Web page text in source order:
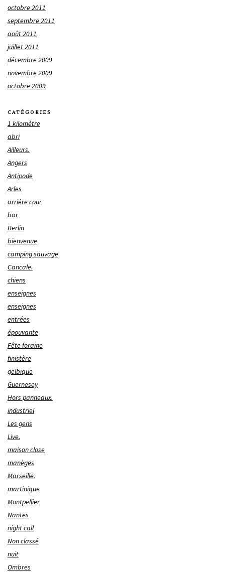
octobre 2011
septembre 2011
août 2011
juillet 2011
décembre 2009
novembre 2009
octobre 2009
CATÉGORIES
1 kilomètre
abri
Ailleurs.
Angers
Antipode
Arles
arrière cour
bar
Berlin
bienvenue
camping sauvage
Cancale.
chiens
enseignes
enseignes
entrées
épouvante
Fête foraine
finistère
gelbique
Guernesey
Hors panneaux.
industriel
Les gens
Live.
maison close
manèges
Marseille.
martinique
Montpellier
Nantes
night call
Non classé
nuit
Ombres